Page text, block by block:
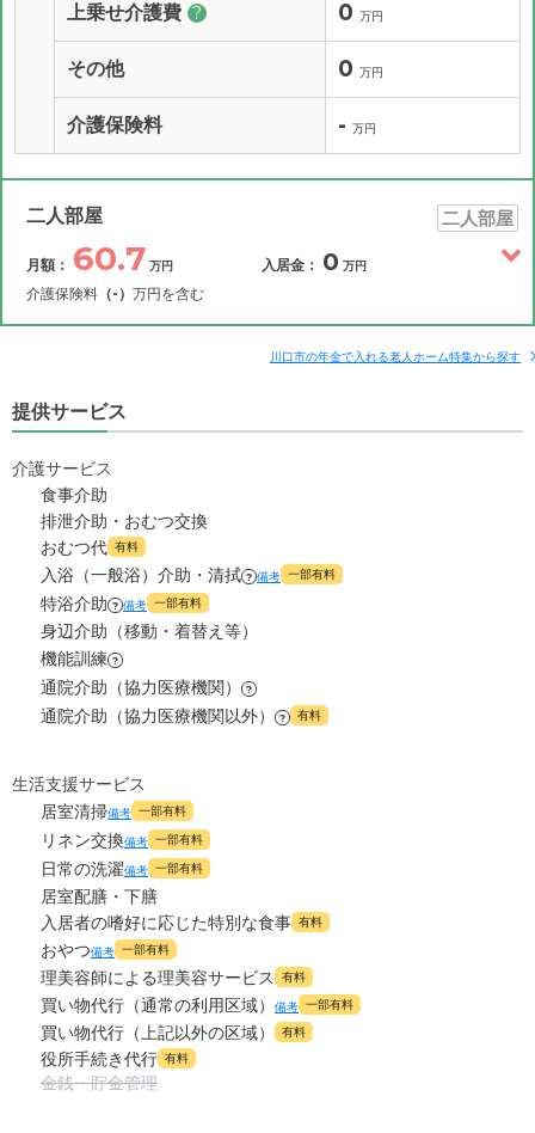
上乗せ介護費 ? 0 万円
その他 0 万円
介護保険料 - 万円
二人部屋 二人部屋
月額： 60.7 万円
介護保険料 （-） 万円を含む
入居金： 0 万円
補足情報
月額費用 ? 60.7 万円
家賃
管理費 ?
食費 ?
水道・光熱費
上乗せ介護費 ?
介護保険料
川口市の年金で入れる老人ホーム特集から探す
提供サービス
介護サービス
食事介助
排泄介助・おむつ交換
おむつ代 有料
入浴（一般浴）介助・清拭 ? 備考 一部有料
特浴介助 ? 備考 一部有料
身辺介助（移動・着替え等）
機能訓練 ?
通院介助（協力医療機関） ?
通院介助（協力医療機関以外） ? 有料
生活支援サービス
居室清掃備考 一部有料
リネン交換備考 一部有料
日常の洗濯備考 一部有料
居室配膳・下膳
入居者の嗜好に応じた特別な食事 有料
おやつ備考 一部有料
理美容師による理美容サービス 有料
買い物代行（通常の利用区域） 備考 一部有料
買い物代行（上記以外の区域） 有料
役所手続き代行 有料
金銭・貯金管理